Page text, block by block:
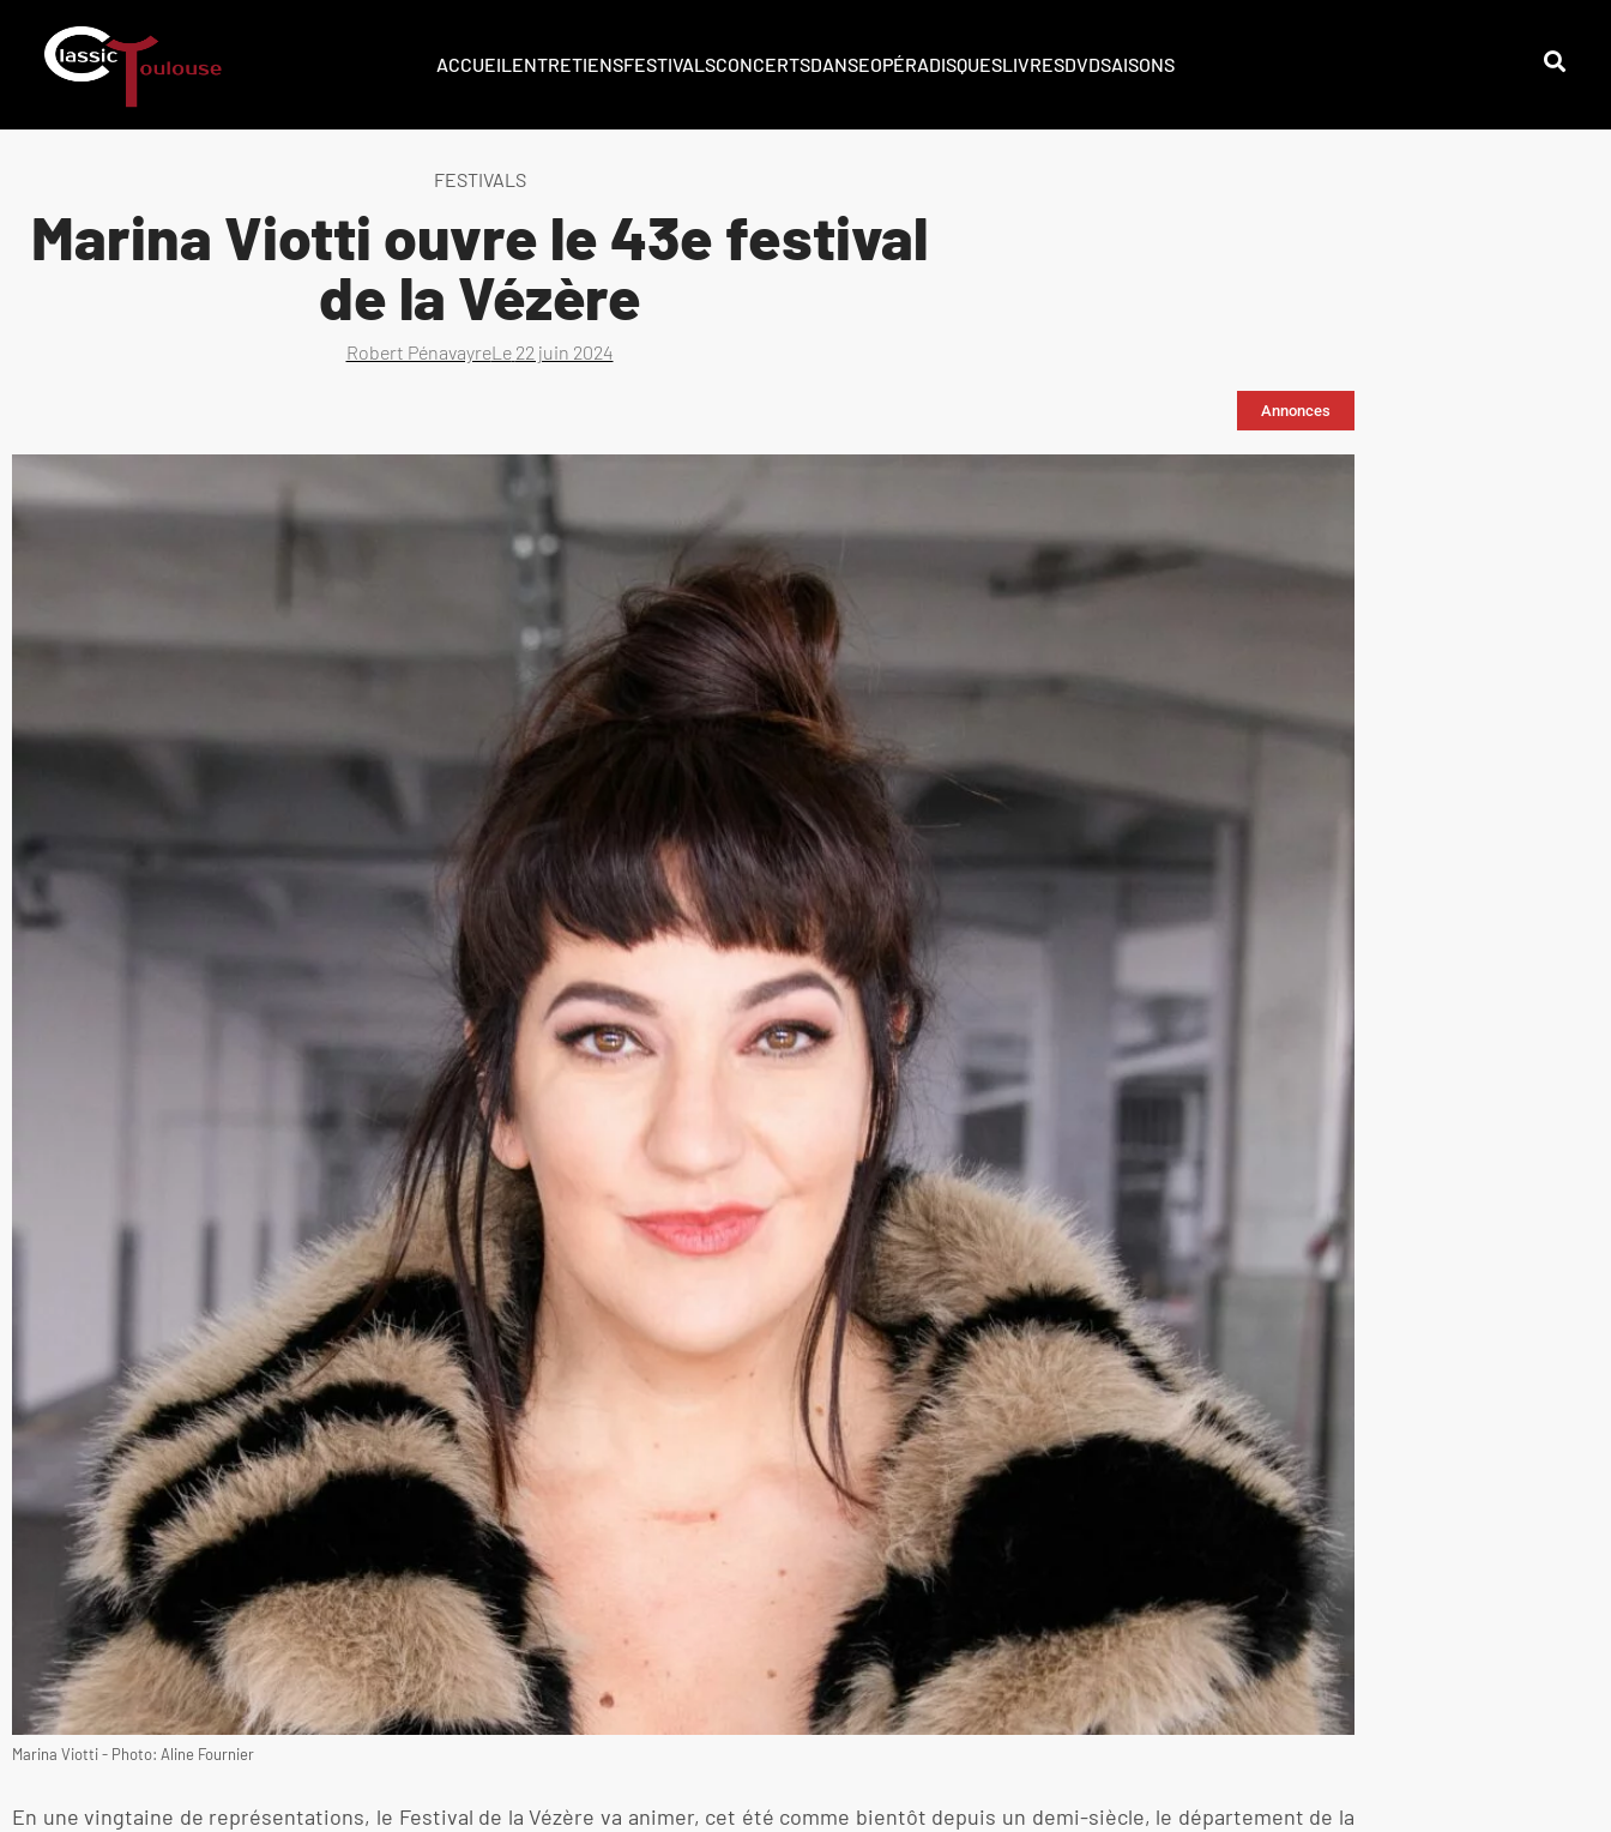
ACCUEILENTRETIENSFESTIVALSCONCERTSDANSEOPÉRADISQUESLIVRESDVDSAISONS
FESTIVALS
Marina Viotti ouvre le 43e festival
de la Vézère
Robert PénavayreLe 22 juin 2024
Annonces
Marina Viotti - Photo: Aline Fournier
En une vingtaine de représentations, le Festival de la Vézère va animer, cet été comme bientôt depuis un demi-siècle, le département de la